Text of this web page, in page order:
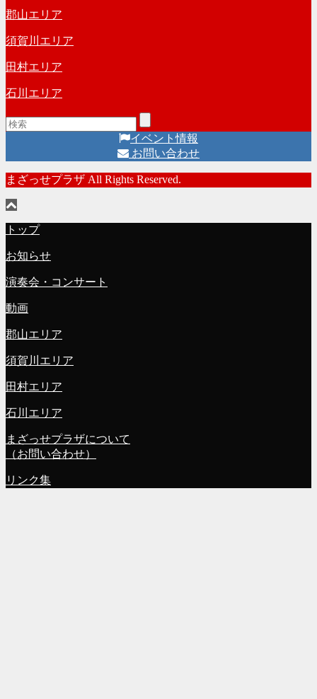
郡山エリア
須賀川エリア
田村エリア
石川エリア
イベント情報
お問い合わせ
まざっせプラザ All Rights Reserved.
トップ
お知らせ
演奏会・コンサート
動画
郡山エリア
須賀川エリア
田村エリア
石川エリア
まざっせプラザについて
（お問い合わせ）
リンク集